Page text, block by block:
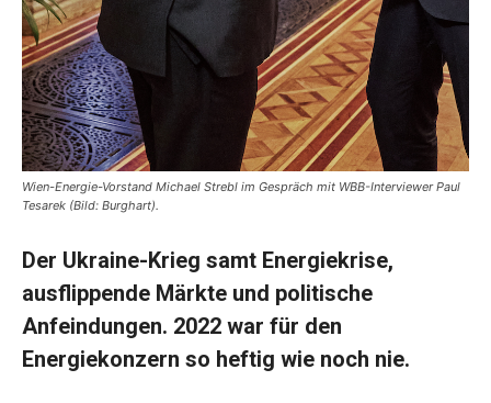
Wien-Energie-Vorstand Michael Strebl im Gespräch mit WBB-Interviewer Paul
Tesarek (Bild: Burghart).
Der Ukraine-Krieg samt Energiekrise,
ausflippende Märkte und ­politische
Anfeindungen. 2022 war für den
Energiekonzern so heftig wie noch nie.